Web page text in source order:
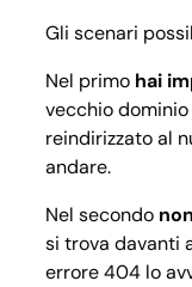
Gli scenari
Nel primo hai
vecchio
reindirizzato al
andare.
Nel secondo
si trova davanti
errore 404 lo